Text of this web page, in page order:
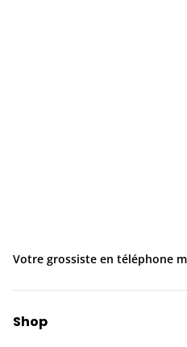
Votre grossiste en téléphone
Shop